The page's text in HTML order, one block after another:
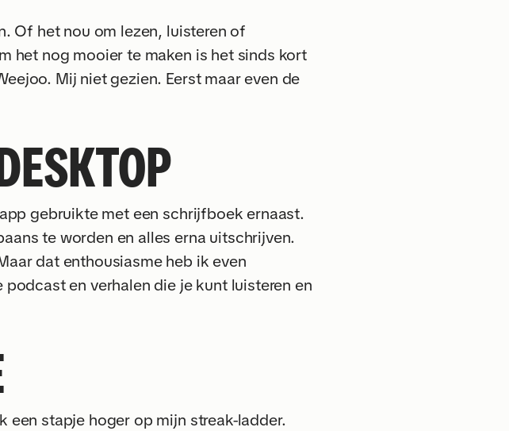
Of het nou om lezen, luisteren of
het nog mooier te maken is het sinds kort
Mij niet gezien. Eerst maar even de
gebruikte met een schrijfboek ernaast.
te worden en alles erna uitschrijven.
dat enthousiasme heb ik even
en verhalen die je kunt luisteren en
een stapje hoger op mijn streak-ladder.